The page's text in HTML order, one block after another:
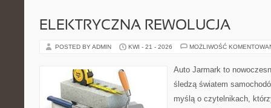
ELEKTRYCZNA REWOLUCJA
POSTED BY ADMIN KWI - 21 - 2026 MOŻLIWOŚĆ
Auto Jarmark to
śledzą światem
myślą o czytelnikach,